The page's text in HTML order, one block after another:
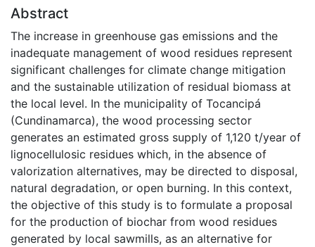
Abstract
The increase in greenhouse gas emissions and the
inadequate management of wood residues represent
significant challenges for climate change mitigation
and the sustainable utilization of residual biomass at
the local level. In the municipality of Tocancipá
(Cundinamarca), the wood processing sector
generates an estimated gross supply of 1,120 t/year of
lignocellulosic residues which, in the absence of
valorization alternatives, may be directed to disposal,
natural degradation, or open burning. In this context,
the objective of this study is to formulate a proposal
for the production of biochar from wood residues
generated by local sawmills, as an alternative for